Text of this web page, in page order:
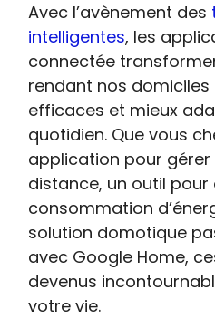
Avec l’avènement des
intelligentes, les
connectée
rendant nos domiciles
efficaces et mieux
quotidien. Que vous
application pour
distance, un outil
consommation
solution domotique
avec Google Home,
devenus
votre vie.